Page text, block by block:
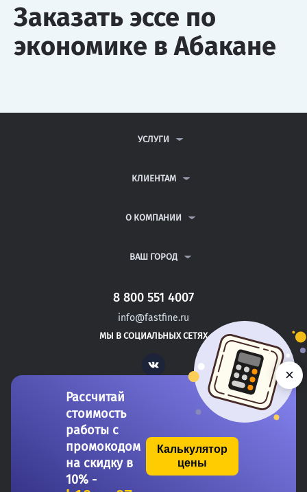
Заказать эссе по
экономике в Абакане
УСЛУГИ
ДИПЛОМНЫЕ РАБОТЫ
РЕФЕРАТЫ
КЛИЕНТАМ
ВОПРОСЫ И ОТВЕТЫ
ПОЛИТИКА КОНФИДЕНЦИАЛЬНОСТИ
О КОМПАНИИ
КОНТАКТЫ
ВАШ ГОРОД
САНКТ-ПЕТЕРБУРГ
ЧАЙКОВСКИЙ
ЧЕРЕПОВЕЦ
8 800 551 4007
info@fastfine.ru
МЫ В СОЦИАЛЬНЫХ СЕТЯХ
Vk
Copyright 2011-2026 FastFine.ru
Рассчитай
стоимость
работы с
промокодом
на скидку в
10% -
Калькулятор
цены
×